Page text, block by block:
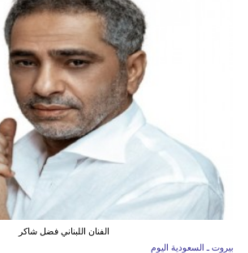
الفنان اللبناني فضل شاكر
بيروت ـ السعودية اليوم